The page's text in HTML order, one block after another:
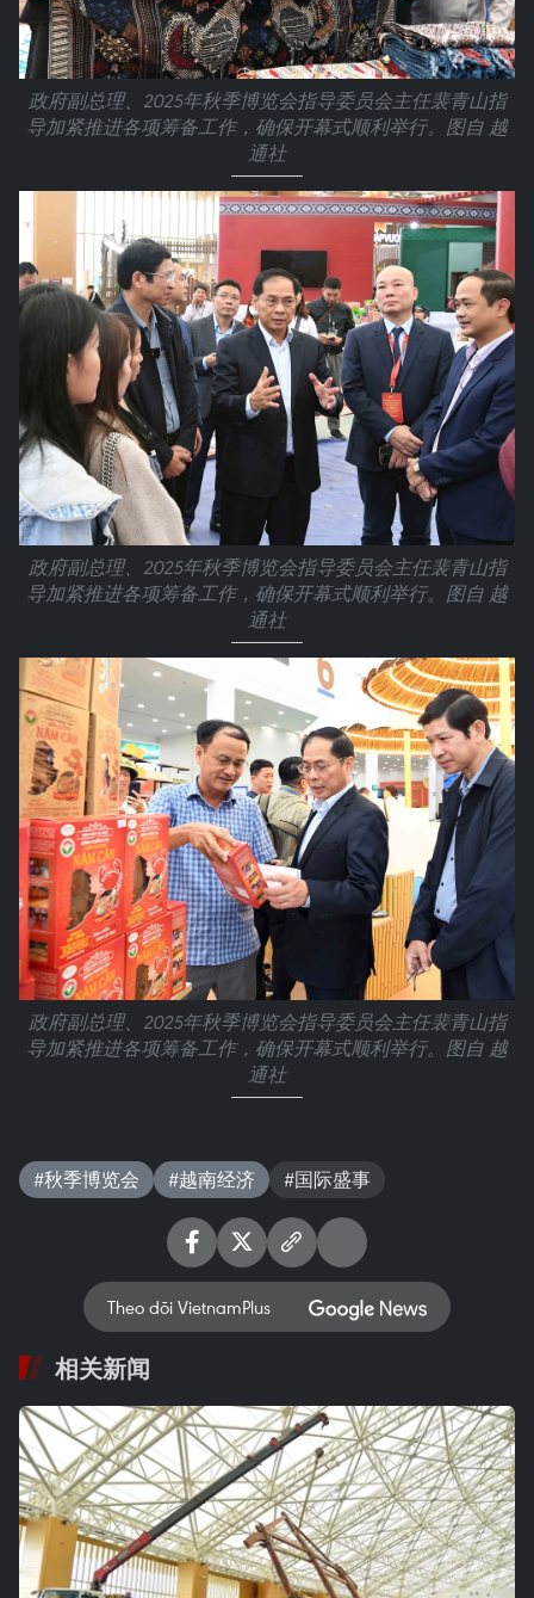
政府副总理、2025年秋季博览会指导委员会主任裴青山指
导加紧推进各项筹备工作，确保开幕式顺利举行。图自 越
通社
政府副总理、2025年秋季博览会指导委员会主任裴青山指
导加紧推进各项筹备工作，确保开幕式顺利举行。图自 越
通社
政府副总理、2025年秋季博览会指导委员会主任裴青山指
导加紧推进各项筹备工作，确保开幕式顺利举行。图自 越
通社
#秋季博览会 #越南经济 #国际盛事
Theo dõi VietnamPlus
相关新闻